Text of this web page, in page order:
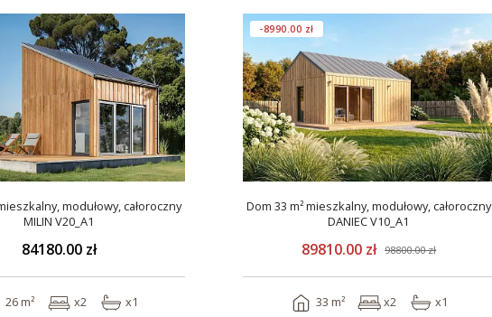
modułowy, całoroczny
MILIN V20_A1
84180.00 zł
26 m² x2 x1
-8990.00 zł
Dom 33 m² mieszkalny, modułowy, całoroczny
DANIEC V10_A1
89810.00 zł 98800.00 zł
33 m² x2 x1